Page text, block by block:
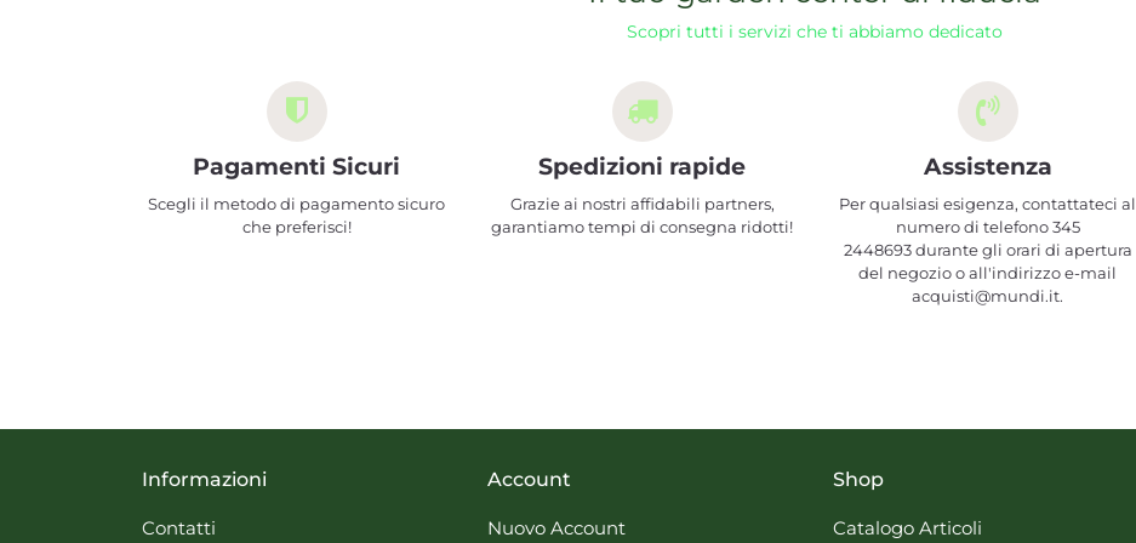
Scopri tutti i servizi che ti abbiamo dedicato
Pagamenti Sicuri
Scegli il metodo di pagamento sicuro
che preferisci!
Spedizioni rapide
Grazie ai nostri affidabili partners,
garantiamo tempi di consegna ridotti!
Assistenza
Per qualsiasi esigenza, contattateci al
numero di telefono 345
2448693 durante gli orari di apertura
del negozio o all'indirizzo e-mail
acquisti@mundi.it.
Informazioni
Contatti
Account
Nuovo Account
Shop
Catalogo Articoli